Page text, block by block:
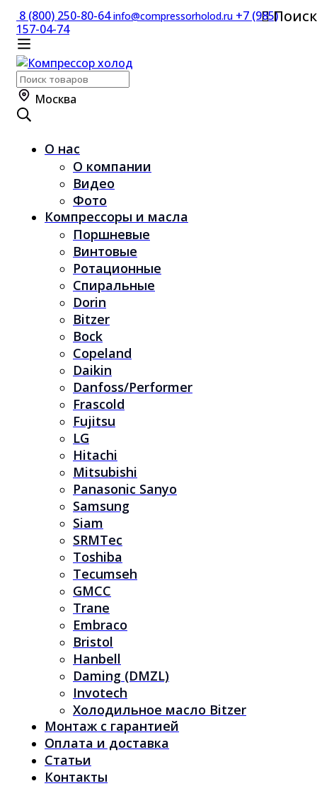
8 (800) 250-80-64info@compressorholod.ru +7 (985)
157-04-74
Поиск
по:
Поиск
Москва
О нас
О компании
Видео
Фото
Компрессоры и масла
Поршневые
Винтовые
Ротационные
Спиральные
Dorin
Bitzer
Bock
Copeland
Daikin
Danfoss/Performer
Frascold
Fujitsu
LG
Hitachi
Mitsubishi
Panasonic Sanyo
Samsung
Siam
SRMTec
Toshiba
Tecumseh
GMCC
Trane
Embraco
Bristol
Hanbell
Daming (DMZL)
Invotech
Холодильное масло Bitzer
Монтаж с гарантией
Оплата и доставка
Статьи
Контакты